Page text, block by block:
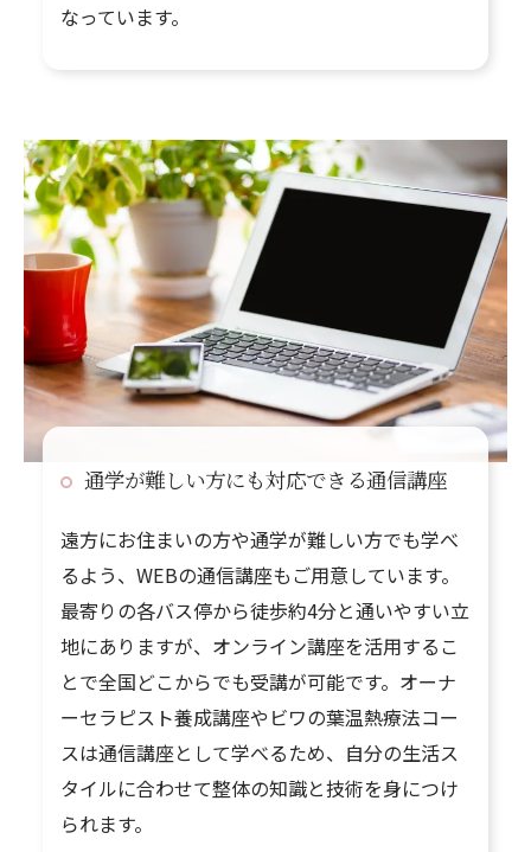
なっています。
通学が難しい方にも対応できる通信講座
遠方にお住まいの方や通学が難しい方でも学べ
るよう、WEBの通信講座もご用意しています。
最寄りの各バス停から徒歩約4分と通いやすい立
地にありますが、オンライン講座を活用するこ
とで全国どこからでも受講が可能です。オーナ
ーセラピスト養成講座やビワの葉温熱療法コー
スは通信講座として学べるため、自分の生活ス
タイルに合わせて整体の知識と技術を身につけ
られます。